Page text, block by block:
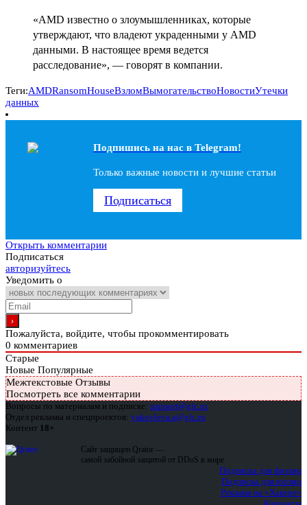
«AMD известно о злоумышленниках, которые
утверждают, что владеют украденными у AMD
данными. В настоящее время ведется
расследование», — говорят в компании.
Теги:AMDRansomHouseВзломВымогательствоНовостиУтечки
данных
Подпишись на наc в Telegram!
Только важные новости и лучшие статьи
Подписаться
Открыть комментарии
Подписаться
авторизуйтесь
Уведомить о
Пожалуйста, войдите, чтобы прокомментировать
0 комментариев
Старые
Новые Популярные
Межтекстовые Отзывы
Посмотреть все комментарии
Вопросы по материалам и подписке: support@glc.ru
Отдел рекламы и спецпроектов: yakovleva.a@glc.ru
Контент 18+
Сайт защищен Qrator —
самой забойной защитой от DDoS в мире
Подписка для физлиц
Подписка для юрлиц
Реклама на «Хакере»